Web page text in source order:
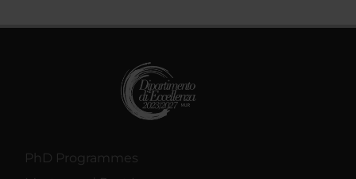
PhD Programmes